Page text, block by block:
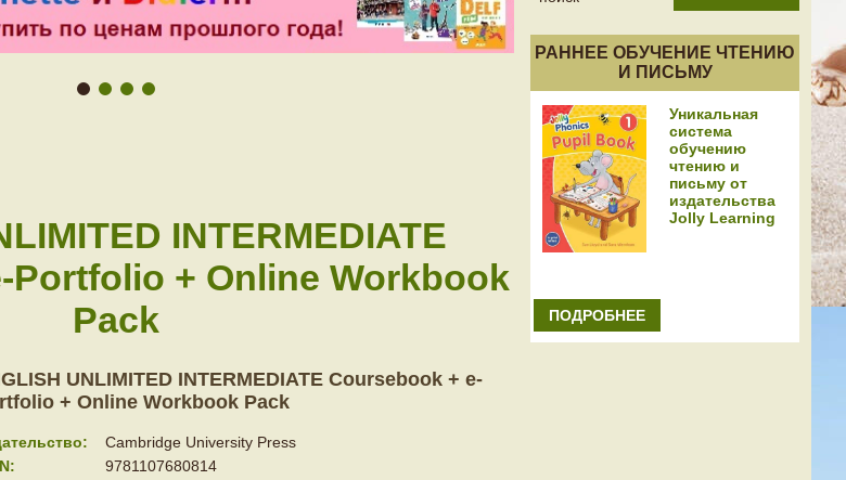
INTERMEDIATE
Portfolio + Online Workbook
Pack
UNLIMITED INTERMEDIATE Coursebook + e-
+ Online Workbook Pack
Cambridge University Press
9781107680814
РАННЕЕ ОБУЧЕНИЕ ЧТЕНИЮ
И ПИСЬМУ
Уникальная
система
обучению
чтению и
письму от
издательства
Jolly Learning
ПОДРОБНЕЕ